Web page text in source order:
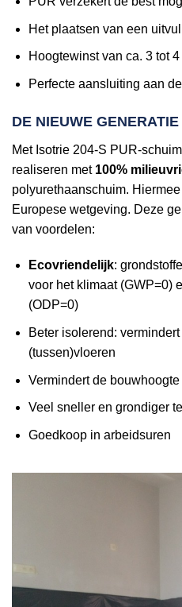
Het plaatsen van een
Hoogtewinst van ca. 3 tot 4
Perfecte aansluiting aan
DE NIEUWE
Met Isotrie 204-S PUR-
realiseren met 100%
polyurethaanschuim.
Europese wetgeving. Deze
van voordelen:
Ecovriendelijk:
voor het klimaat (GWP=0)
(ODP=0)
Beter isolerend:
(tussen)vloeren
Vermindert de
Veel sneller en grondiger
Goedkoop in arbeidsuren